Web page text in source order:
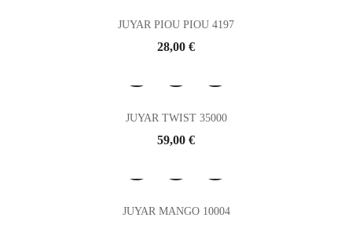
JUYAR PIOU PIOU 4197
Prix
28,00 €
JUYAR TWIST 35000
Prix
59,00 €
JUYAR MANGO 10004